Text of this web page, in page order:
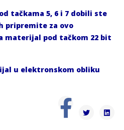
tačkama 5, 6 i 7 dobili ste
pripremite za ovo
materijal pod tačkom 22 bit
u elektronskom obliku